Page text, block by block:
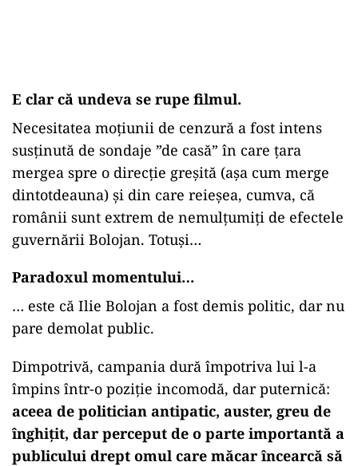
E clar că undeva se rupe filmul.
Necesitatea moțiunii de cenzură a fost intens
susținută de sondaje ”de casă” în care țara
mergea spre o direcție greșită (așa cum merge
dintotdeauna) și din care reieșea, cumva, că
românii sunt extrem de nemulțumiți de efectele
guvernării Bolojan. Totuși…
Paradoxul momentului…
… este că Ilie Bolojan a fost demis politic, dar nu
pare demolat public.
Dimpotrivă, campania dură împotriva lui l-a
împins într-o poziție incomodă, dar puternică:
aceea de politician antipatic, auster, greu de
înghițit, dar perceput de o parte importantă a
publicului drept omul care măcar încearcă să